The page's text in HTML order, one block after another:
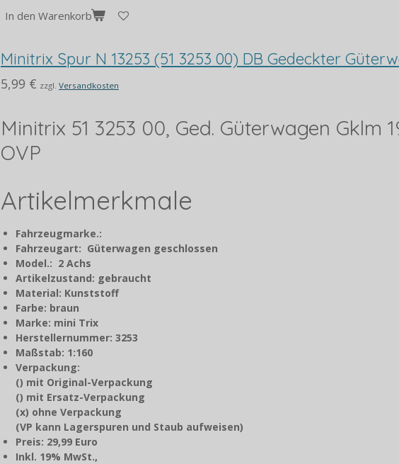
In den Warenkorb
Minitrix Spur N 13253 (51 3253 00) DB Gedeckter
5,99 € zzgl. Versandkosten
Minitrix 51 3253 00, Ged. Güterwagen Gklm
OVP
Artikelmerkmale
Fahrzeugmarke.:
Fahrzeugart: Güterwagen geschlossen
Model.: 2 Achs
Artikelzustand: gebraucht
Material: Kunststoff
Farbe: braun
Marke: mini Trix
Herstellernummer: 3253
Maßstab: 1:160
Verpackung:
() mit Original-Verpackung
() mit Ersatz-Verpackung
(x) ohne Verpackung
(VP kann Lagerspuren und Staub aufweisen)
Preis: 29,99 Euro
Inkl. 19% MwSt.,